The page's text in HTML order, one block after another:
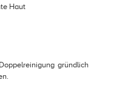
Haut
gründlich